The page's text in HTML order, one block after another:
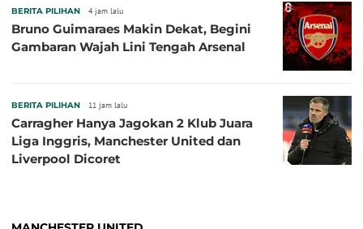
BERITA PILIHAN 4 jam lalu
Bruno Guimaraes Makin Dekat, Begini
Gambaran Wajah Lini Tengah Arsenal
BERITA PILIHAN 11 jam lalu
Carragher Hanya Jagokan 2 Klub Juara
Liga Inggris, Manchester United dan
Liverpool Dicoret